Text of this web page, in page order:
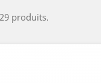
produits.